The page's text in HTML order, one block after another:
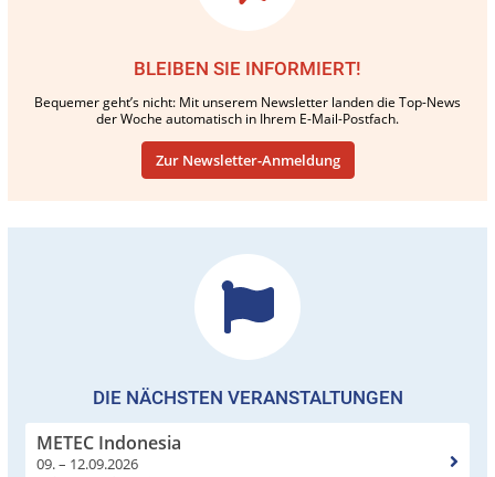
BLEIBEN SIE INFORMIERT!
Bequemer geht’s nicht: Mit unserem Newsletter landen die Top-News
der Woche automatisch in Ihrem E-Mail-Postfach.
Zur Newsletter-Anmeldung
DIE NÄCHSTEN VERANSTALTUNGEN
METEC Indonesia
09. – 12.09.2026